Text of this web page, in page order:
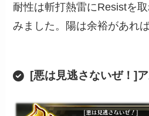
耐性は斬打熱雷にResistを
みました。陽は余裕があれば
[悪は見逃さないぜ！]